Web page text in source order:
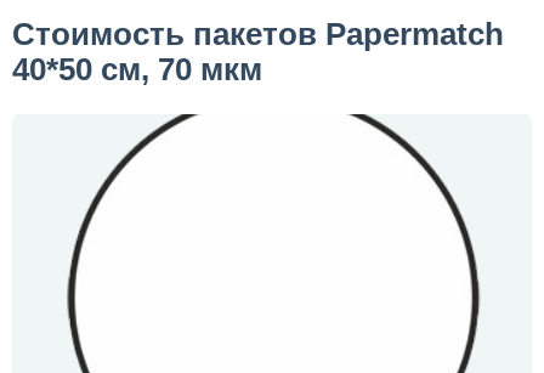
Стоимость пакетов Papermatch
40*50 см, 70 мкм